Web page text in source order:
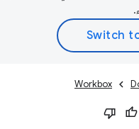
Workbox